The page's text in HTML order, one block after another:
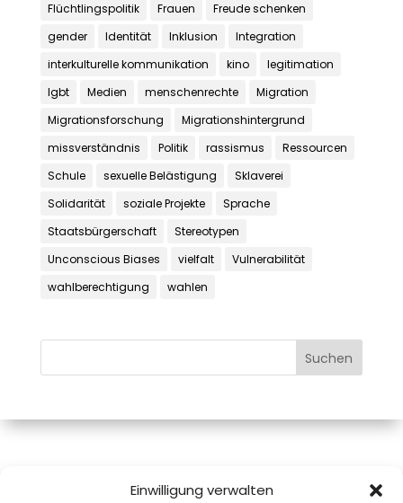
Einwilligung verwalten
Flüchtlingspolitik
Frauen
Freude schenken
gender
Identität Inklusion
Integration
interkulturelle kommunikation
kino
legitimation
lgbt
Medien menschenrechte
Migration
Migrationsforschung
Migrationshintergrund
missverständnis
Politik rassismus
Ressourcen
Schule
sexuelle Belästigung
Sklaverei
Solidarität
soziale Projekte
Sprache
Staatsbürgerschaft
Stereotypen
Unconscious Biases
vielfalt
Vulnerabilität
wahlberechtigung
wahlen